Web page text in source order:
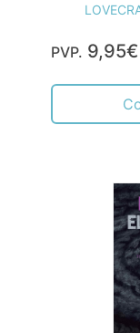
PVP. 9,95€